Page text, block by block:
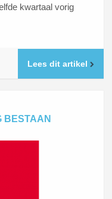
kwartaal vorig
Lees dit artikel
BESTAAN